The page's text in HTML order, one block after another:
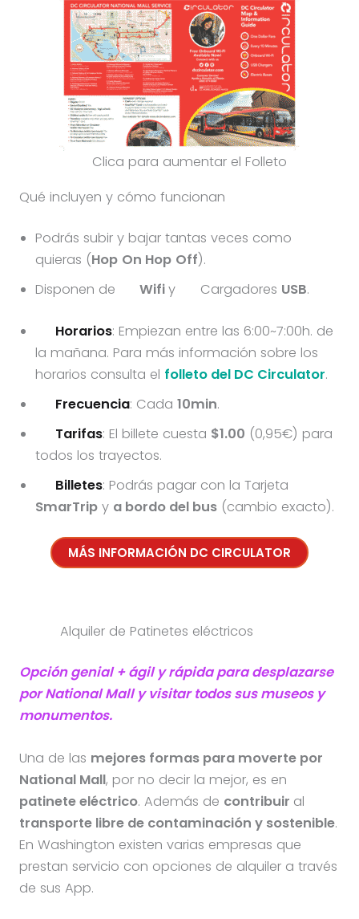
Clica para aumentar el Folleto
Qué incluyen y cómo funcionan
Podrás subir y bajar tantas veces como
quieras (Hop On Hop Off).
Disponen de
Wifiy Cargadores USB.
Horarios: Empiezan entre las 6:00~7:00h. de
la mañana. Para más información sobre los
horarios consulta el folleto del DC Circulator.
Frecuencia: Cada10min.
Tarifas: El billete cuesta $1.00 (0,95€) para
todos los trayectos.
Billetes: Podrás pagar con la Tarjeta
SmarTripy a bordo del bus(cambio exacto).
MÁS INFORMACIÓN DC CIRCULATOR
Alquiler de Patinetes eléctricos
Opción genial + ágil y rápida para desplazarse
por National Mall y visitar todos sus museos y
monumentos.
Una de las mejores formas para moverte por
National Mall, por no decir la mejor, es en
patinete eléctrico. Además de contribuir al
transporte libre de contaminación y sostenible.
En Washington existen varias empresas que
prestan servicio con opciones de alquiler a través
de sus App.